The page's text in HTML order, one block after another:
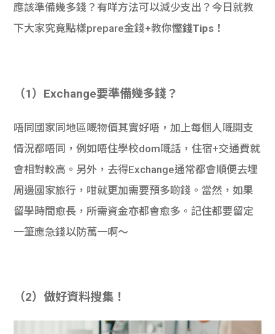
應該準備幾多錢？有咩方法可以減少支出？今日就教
下大家究竟點樣prepare金錢+教你慳錢Tips！
（1）Exchange要準備幾多錢？
唔同國家同地區嘅物價其實好唔，加上每個人嘅開支
情況都唔同，例如唔住學校dom嘅話，住宿+交通費就
會相對較高。另外，去得Exchange通常都會順便去埋
周邊國家旅行，咁就更加需要預多啲錢。當然，如果
留學時間愈長，所需資金亦都會愈多。記住都要留定
一筆應急錢以防萬一啊～
（2）做好資料搜集！